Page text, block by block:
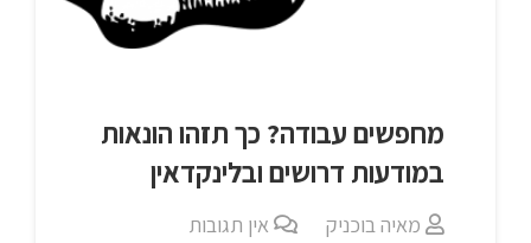
מחפשים עבודה? כך תזהו הונאות
במודעות דרושים ובלינקדאין
מאיה בוכניק אין תגובות